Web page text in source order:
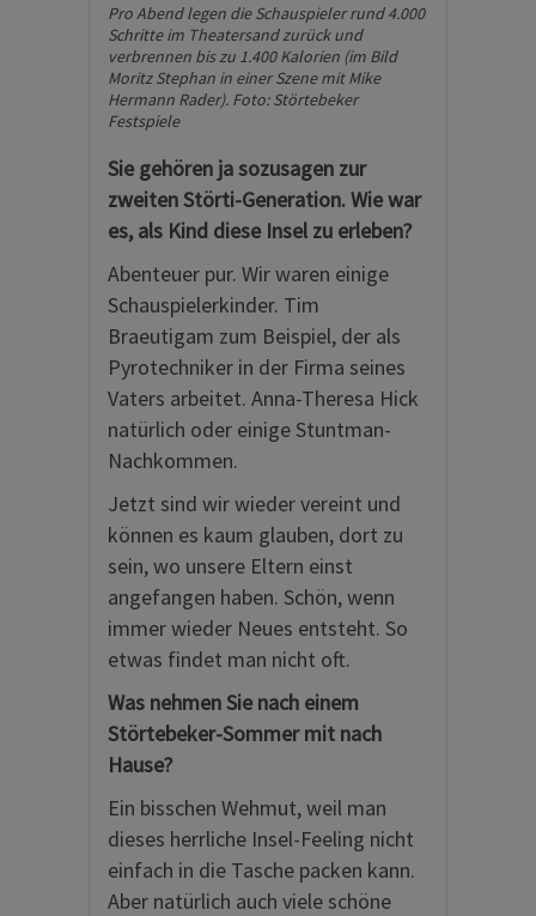
Pro Abend legen die Schauspieler rund 4.000
Schritte im Theatersand zurück und
verbrennen bis zu 1.400 Kalorien (im Bild
Moritz Stephan in einer Szene mit Mike
Hermann Rader). Foto: Störtebeker
Festspiele
Sie gehören ja sozusagen zur
zweiten Störti-Generation. Wie war
es, als Kind diese Insel zu erleben?
Abenteuer pur. Wir waren einige
Schauspielerkinder. Tim
Braeutigam zum Beispiel, der als
Pyrotechniker in der Firma seines
Vaters arbeitet. Anna-Theresa Hick
natürlich oder einige Stuntman-
Nachkommen.
Jetzt sind wir wieder vereint und
können es kaum glauben, dort zu
sein, wo unsere Eltern einst
angefangen haben. Schön, wenn
immer wieder Neues entsteht. So
etwas findet man nicht oft.
Was nehmen Sie nach einem
Störtebeker-Sommer mit nach
Hause?
Ein bisschen Wehmut, weil man
dieses herrliche Insel-Feeling nicht
einfach in die Tasche packen kann.
Aber natürlich auch viele schöne